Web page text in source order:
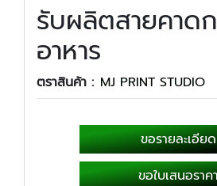
รับผลิตสายคาด
อาหาร
ตราสินค้า : MJ PRINT STUDIO
ขอรายละเอียด
ขอใบเสนอราค